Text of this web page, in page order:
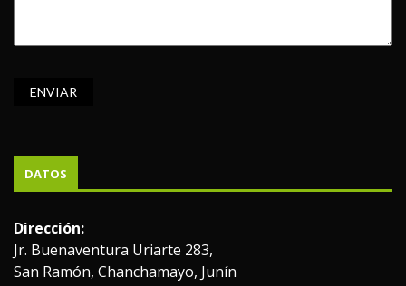
DATOS
Dirección:
Jr. Buenaventura Uriarte 283,
San Ramón, Chanchamayo, Junín